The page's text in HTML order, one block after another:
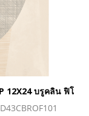
12X24 บรูคลิน ฟิโล